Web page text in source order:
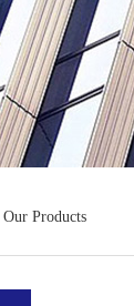
Our Products